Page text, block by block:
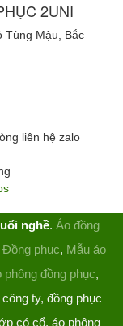
2UNI
Tùng Mậu, Bắc
liên hệ zalo
nghề. Áo đồng
Đồng phục, Mẫu áo
phông đồng phục,
ty, đồng phục
có cổ, áo phông